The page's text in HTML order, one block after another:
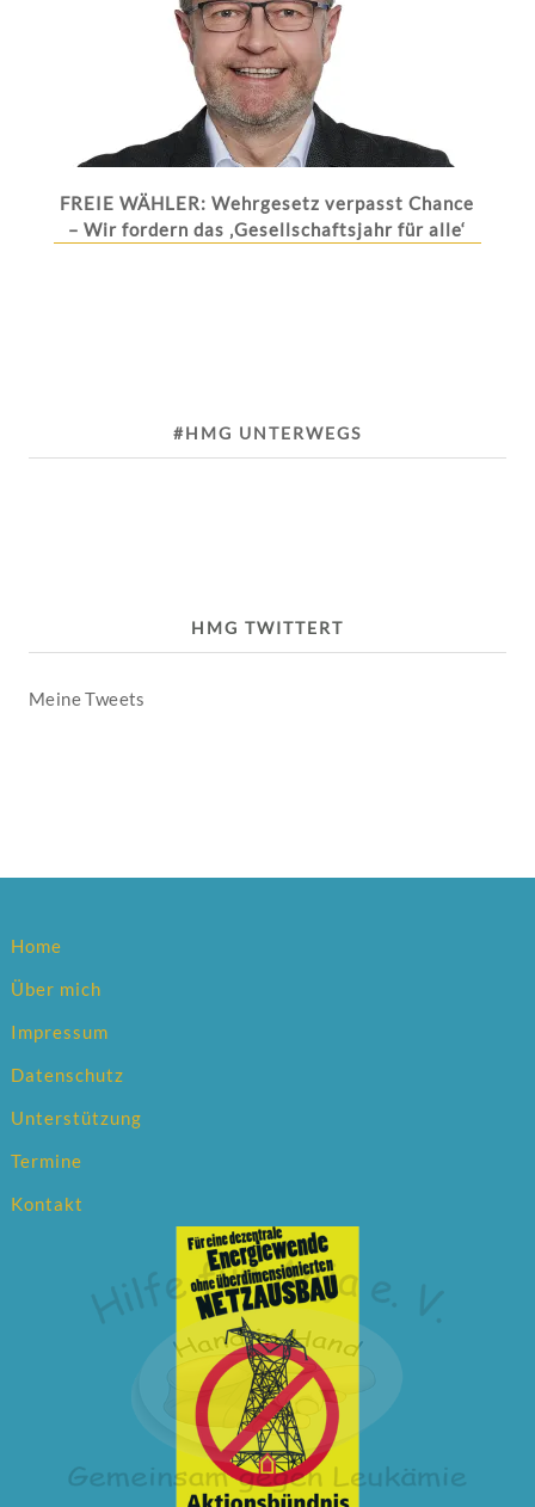
FREIE WÄHLER: Wehrgesetz verpasst Chance
– Wir fordern das ‚Gesellschaftsjahr für alle‘
#HMG UNTERWEGS
HMG TWITTERT
Meine Tweets
Home
Über mich
Impressum
Datenschutz
Unterstützung
Termine
Kontakt